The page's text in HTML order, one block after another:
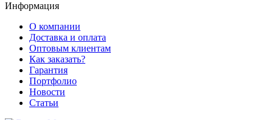
Информация
О компании
Доставка и оплата
Оптовым клиентам
Как заказать?
Гарантия
Портфолио
Новости
Статьи